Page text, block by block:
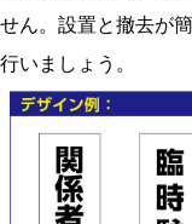
せん。設置と撤去が
行いましょう。